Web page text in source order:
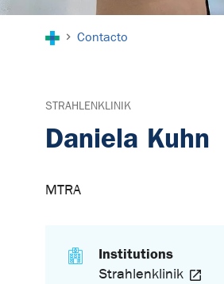
Contacto
STRAHLENKLINIK
Daniela Kuhn
MTRA
Institutions
Strahlenklinik